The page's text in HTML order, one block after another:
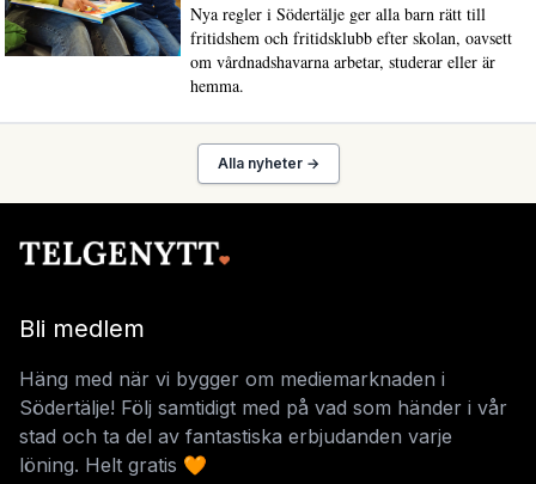
Nya regler i Södertälje ger alla barn rätt till
fritidshem och fritidsklubb efter skolan, oavsett
om vårdnadshavarna arbetar, studerar eller är
hemma.
Alla nyheter →
Bli medlem
Häng med när vi bygger om mediemarknaden i
Södertälje! Följ samtidigt med på vad som händer i vår
stad och ta del av fantastiska erbjudanden varje
löning. Helt gratis 🧡